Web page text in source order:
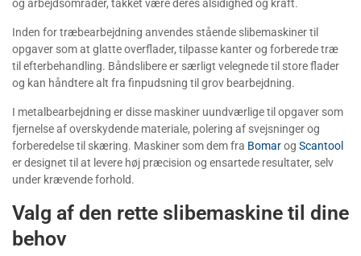
og arbejdsområder, takket være deres alsidighed og kraft.
Inden for træbearbejdning anvendes stående slibemaskiner til
opgaver som at glatte overflader, tilpasse kanter og forberede træ
til efterbehandling. Båndslibere er særligt velegnede til store flader
og kan håndtere alt fra finpudsning til grov bearbejdning.
I metalbearbejdning er disse maskiner uundværlige til opgaver som
fjernelse af overskydende materiale, polering af svejsninger og
forberedelse til skæring. Maskiner som dem fra Bomarog Scantool
er designet til at levere høj præcision og ensartede resultater, selv
under krævende forhold.
Valg af den rette slibemaskine til dine
behov